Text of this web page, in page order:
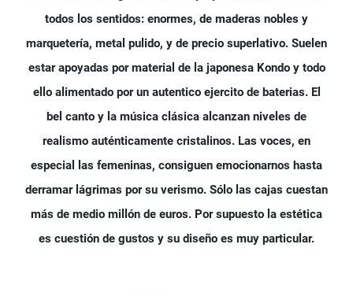
todos los sentidos: enormes, de maderas nobles y
marquetería, metal pulido, y de precio superlativo. Suelen
estar apoyadas por material de la japonesa Kondo y todo
ello alimentado por un autentico ejercito de baterias. El
bel canto y la música clásica alcanzan niveles de
realismo auténticamente cristalinos. Las voces, en
especial las femeninas, consiguen emocionarnos hasta
derramar lágrimas por su verismo. Sólo las cajas cuestan
más de medio millón de euros. Por supuesto la estética
es cuestión de gustos y su diseño es muy particular.